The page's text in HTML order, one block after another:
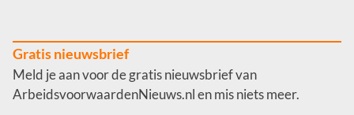
Gratis nieuwsbrief
Meld je aan voor de gratis nieuwsbrief van
ArbeidsvoorwaardenNieuws.nl en mis niets meer.